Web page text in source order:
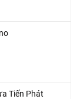
Tiến Phát